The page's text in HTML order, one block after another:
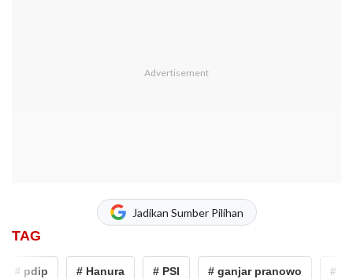
Jadikan Sumber Pilihan
TAG
# pdip # Hanura # PSI # ganjar pranowo #